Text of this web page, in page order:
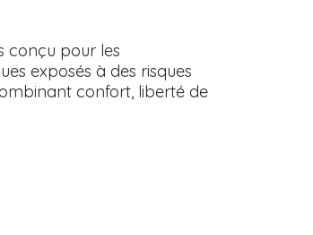
conçu pour les
exposés à des risques
confort, liberté de